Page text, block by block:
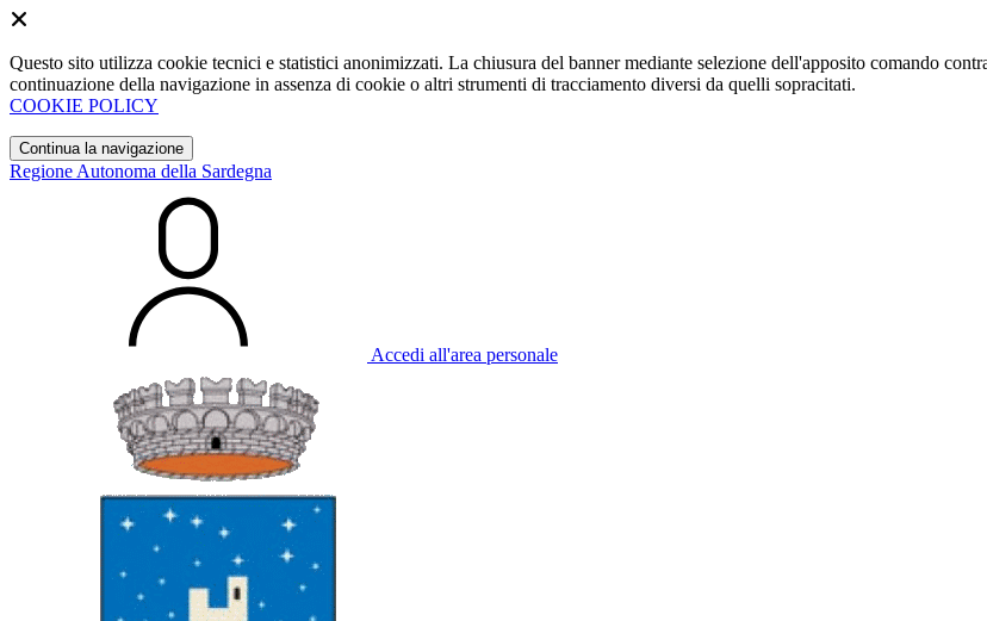
Questo sito utilizza cookie tecnici e statistici anonimizzati. La chiusura del banner mediante selezione dell'apposito comando
continuazione della navigazione in assenza di cookie o altri strumenti di tracciamento diversi da quelli sopracitati.
COOKIE POLICY
Continua la navigazione
Regione Autonoma della Sardegna
Accedi all'area personale